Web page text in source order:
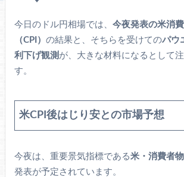
今日のドル円相場では、 今夜発表の米消
（CPI） の結果と、そちらを受けてのパウ
利下げ観測 が、大きな材料になるとして
す。
米CPI後はじり安との市場予想
今夜は、重要景気指標である米・消費者物
発表が予定されています。